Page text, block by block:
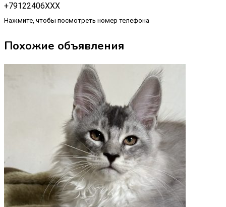
+79122406XXX
Нажмите, чтобы посмотреть номер телефона
Похожие объявления